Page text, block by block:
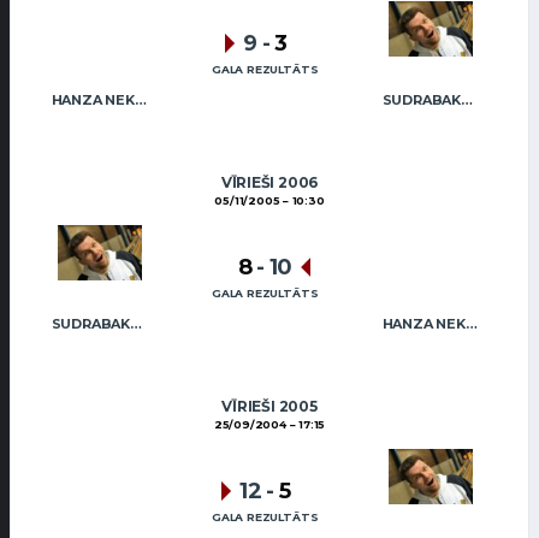
HANZA NEKUSTAMIE ĪPAŠUMI MIX SUDRABAKMENS
9 -3
GALA REZULTĀTS
VĪRIEŠI 2006
05/11/2005 10:30
SUDRABAKMENS HANZA NEKUSTAMIE ĪPAŠUMI MIX
8- 10
GALA REZULTĀTS
VĪRIEŠI 2005
25/09/2004 17:15
12 - 5
GALA REZULTĀTS